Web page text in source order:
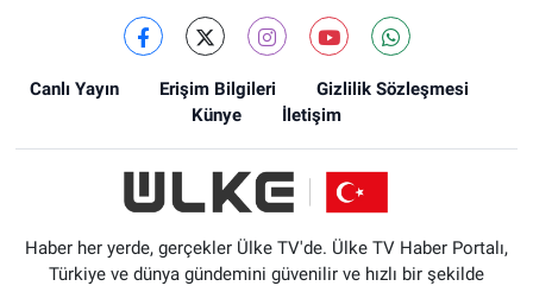
Canlı Yayın Erişim Bilgileri
Gizlilik Sözleşmesi
Künye
İletişim
Haber her yerde, gerçekler Ülke TV'de. Ülke TV Haber Portalı,
Türkiye ve dünya gündemini güvenilir ve hızlı bir şekilde